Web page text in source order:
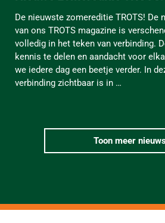
De nieuwste zomereditie TROTS! De
van ons TROTS magazine is
volledig in het teken van verbinding.
kennis te delen en aandacht voor
we iedere dag een beetje verder. In
verbinding zichtbaar is in …
Toon meer